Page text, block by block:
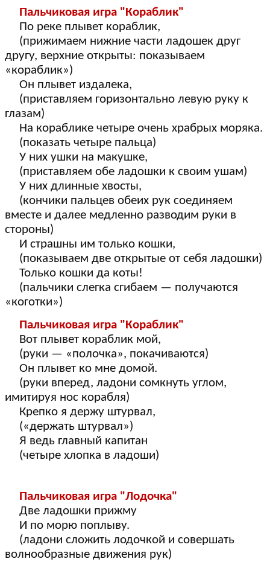
Пальчиковая игра "Кораблик"
По реке плывет кораблик,
(прижимаем нижние части ладошек друг
другу, верхние открыты: показываем
«кораблик»)
Он плывет издалека,
(приставляем горизонтально левую руку к
глазам)
На кораблике четыре очень храбрых моряка.
(показать четыре пальца)
У них ушки на макушке,
(приставляем обе ладошки к своим ушам)
У них длинные хвосты,
(кончики пальцев обеих рук соединяем
вместе и далее медленно разводим руки в
стороны)
И страшны им только кошки,
(показываем две открытые от себя ладошки)
Только кошки да коты!
(пальчики слегка сгибаем — получаются
«коготки»)
Пальчиковая игра "Кораблик"
Вот плывет кораблик мой,
(руки — «полочка», покачиваются)
Он плывет ко мне домой.
(руки вперед, ладони сомкнуть углом,
имитируя нос корабля)
Крепко я держу штурвал,
(«держать штурвал»)
Я ведь главный капитан
(четыре хлопка в ладоши)
Пальчиковая игра "Лодочка"
Две ладошки прижму
И по морю поплыву.
(ладони сложить лодочкой и совершать
волнообразные движения рук)